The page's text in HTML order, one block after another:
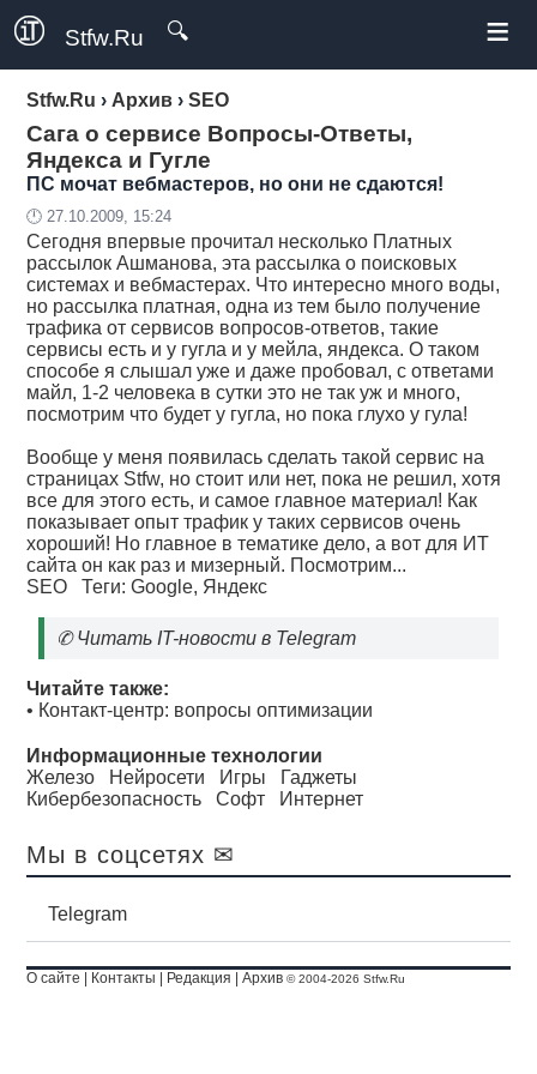
Stfw.Ru 🔍 ≡
Stfw.Ru › Архив ›SEO
Сага о сервисе Вопросы-Ответы,
Яндекса и Гугле
ПС мочат вебмастеров, но они не сдаются!
🕛 27.10.2009, 15:24
Сегодня впервые прочитал несколько Платных
рассылок Ашманова, эта рассылка о поисковых
системах и вебмастерах. Что интересно много воды,
но рассылка платная, одна из тем было получение
трафика от сервисов вопросов-ответов, такие
сервисы есть и у гугла и у мейла, яндекса. О таком
способе я слышал уже и даже пробовал, с ответами
майл, 1-2 человека в сутки это не так уж и много,
посмотрим что будет у гугла, но пока глухо у гула!
Вообще у меня появилась сделать такой сервис на
страницах Stfw, но стоит или нет, пока не решил, хотя
все для этого есть, и самое главное материал! Как
показывает опыт трафик у таких сервисов очень
хороший! Но главное в тематике дело, а вот для ИТ
сайта он как раз и мизерный. Посмотрим...
SEO Теги:Google, Яндекс
✆Читать IT-новости в Telegram
Читайте также:
• Контакт-центр: вопросы оптимизации
Информационные технологии
Железо
Нейросети Игры
Гаджеты
Кибербезопасность
Софт Интернет
Мы в соцсетях ✉
Telegram
О сайте Контакты Редакция |Архив © 2004-2026 Stfw.Ru